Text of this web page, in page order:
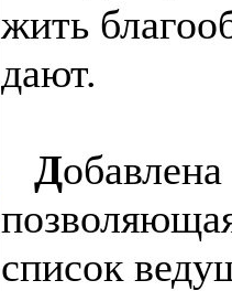
жить
дают.
Д
список